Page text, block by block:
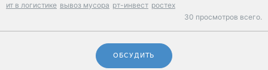
ит в логистике вывоз мусора рт-инвест ростех
30 просмотров всего.
ОБСУДИТЬ